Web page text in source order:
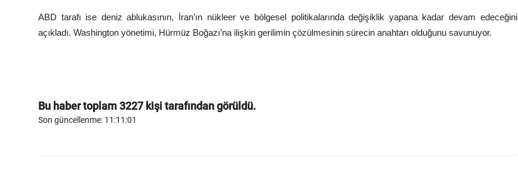
ABD tarafı ise deniz ablukasının, İran’ın nükleer ve bölgesel politikalarında değişiklik yapana kadar devam edeceğini
açıkladı. Washington yönetimi, Hürmüz Boğazı’na ilişkin gerilimin çözülmesinin sürecin anahtarı olduğunu savunuyor.
Bu haber toplam3227kişi tarafından görüldü.
Son güncellenme: 11:11:01